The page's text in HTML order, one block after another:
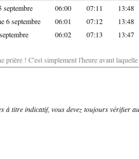
septembre 06:00 07:11 13:48
6 septembre 06:01 07:12 13:48
06:02 07:13 13:47
prière ! C'est simplement l'heure avant
à titre indicatif, vous devez toujours vérifier